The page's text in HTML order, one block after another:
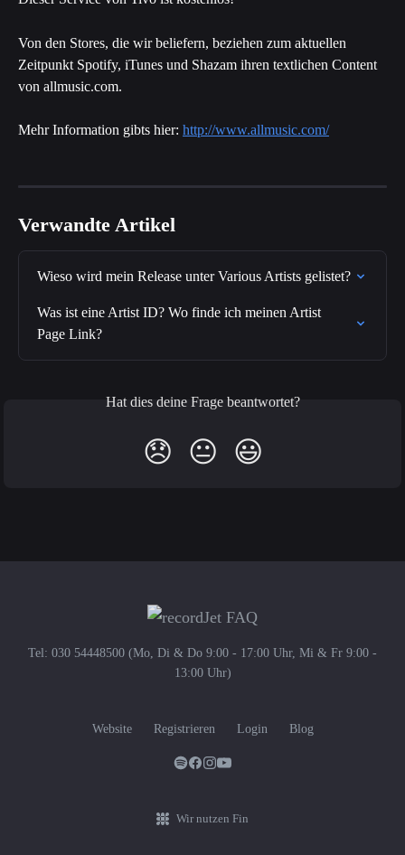
Von den Stores, die wir beliefern, beziehen zum aktuellen
Zeitpunkt Spotify, iTunes und Shazam ihren textlichen Content
von allmusic.com.
Mehr Information gibts hier: http://www.allmusic.com/
Verwandte Artikel
Wieso wird mein Release unter Various Artists gelistet?
Was ist eine Artist ID? Wo finde ich meinen Artist
Page Link?
Hat dies deine Frage beantwortet?
😞 😐 😃
Tel: 030 54448500 (Mo, Di & Do 9:00 - 17:00 Uhr, Mi & Fr 9:00 -
13:00 Uhr)
Website Registrieren Login Blog
Wir nutzen Fin